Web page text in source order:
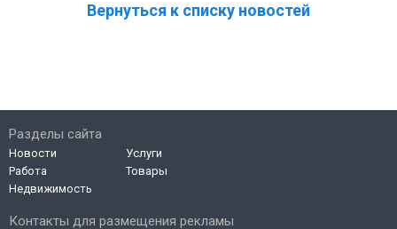
Вернуться к списку новостей
Контакты для размещения рекламы
Разделы сайта
Новости
Работа
Недвижимость
Услуги
Товары